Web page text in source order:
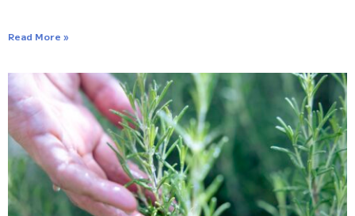
Read More »